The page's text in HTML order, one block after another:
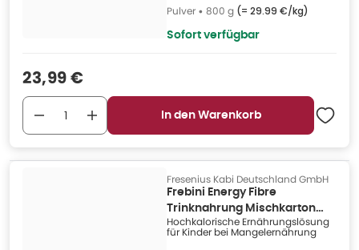
Pulver • 800 g (= 29.99 €/kg)
Sofort verfügbar
Verkaufspreis
23,99 €
In den Warenkorb
Fresenius Kabi Deutschland GmbH
Frebini Energy Fibre
Trinknahrung Mischkarton
24X200 ml
Hochkalorische Ernährungslösung
für Kinder bei Mangelernährung